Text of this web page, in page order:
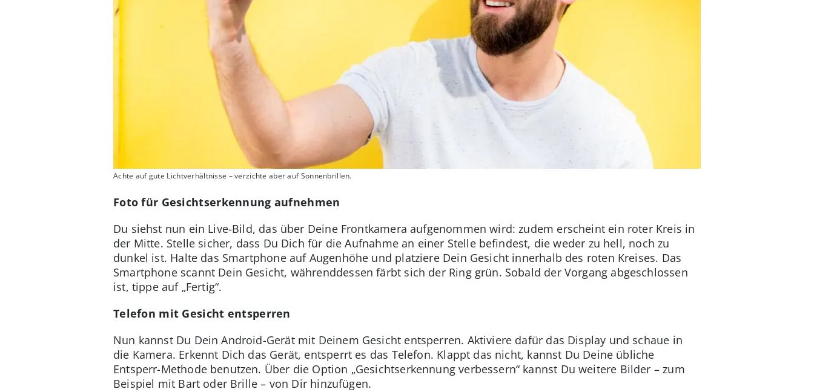
Achte auf gute Lichtverhältnisse – verzichte aber auf Sonnenbrillen.
Foto für Gesichtserkennung aufnehmen
Du siehst nun ein Live-Bild, das über Deine Frontkamera aufgenommen wird: zudem erscheint ein roter Kreis in
der Mitte. Stelle sicher, dass Du Dich für die Aufnahme an einer Stelle befindest, die weder zu hell, noch zu
dunkel ist. Halte das Smartphone auf Augenhöhe und platziere Dein Gesicht innerhalb des roten Kreises. Das
Smartphone scannt Dein Gesicht, währenddessen färbt sich der Ring grün. Sobald der Vorgang abgeschlossen
ist, tippe auf „Fertig“.
Telefon mit Gesicht entsperren
Nun kannst Du Dein Android-Gerät mit Deinem Gesicht entsperren. Aktiviere dafür das Display und schaue in
die Kamera. Erkennt Dich das Gerät, entsperrt es das Telefon. Klappt das nicht, kannst Du Deine übliche
Entsperr-Methode benutzen. Über die Option „Gesichtserkennung verbessern“ kannst Du weitere Bilder – zum
Beispiel mit Bart oder Brille – von Dir hinzufügen.